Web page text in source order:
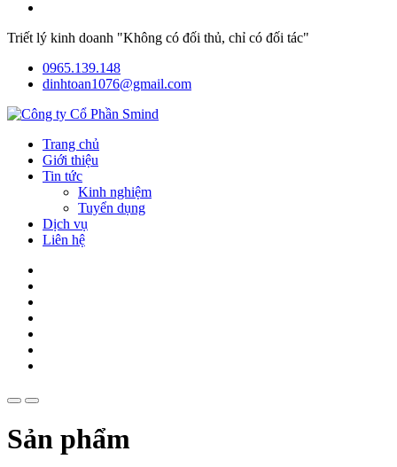
Triết lý kinh doanh "Không có đối thủ, chỉ có đối tác"
0965.139.148
dinhtoan1076@gmail.com
Trang chủ
Giới thiệu
Tin tức
Kinh nghiệm
Tuyển dụng
Dịch vụ
Liên hệ
Sản phẩm